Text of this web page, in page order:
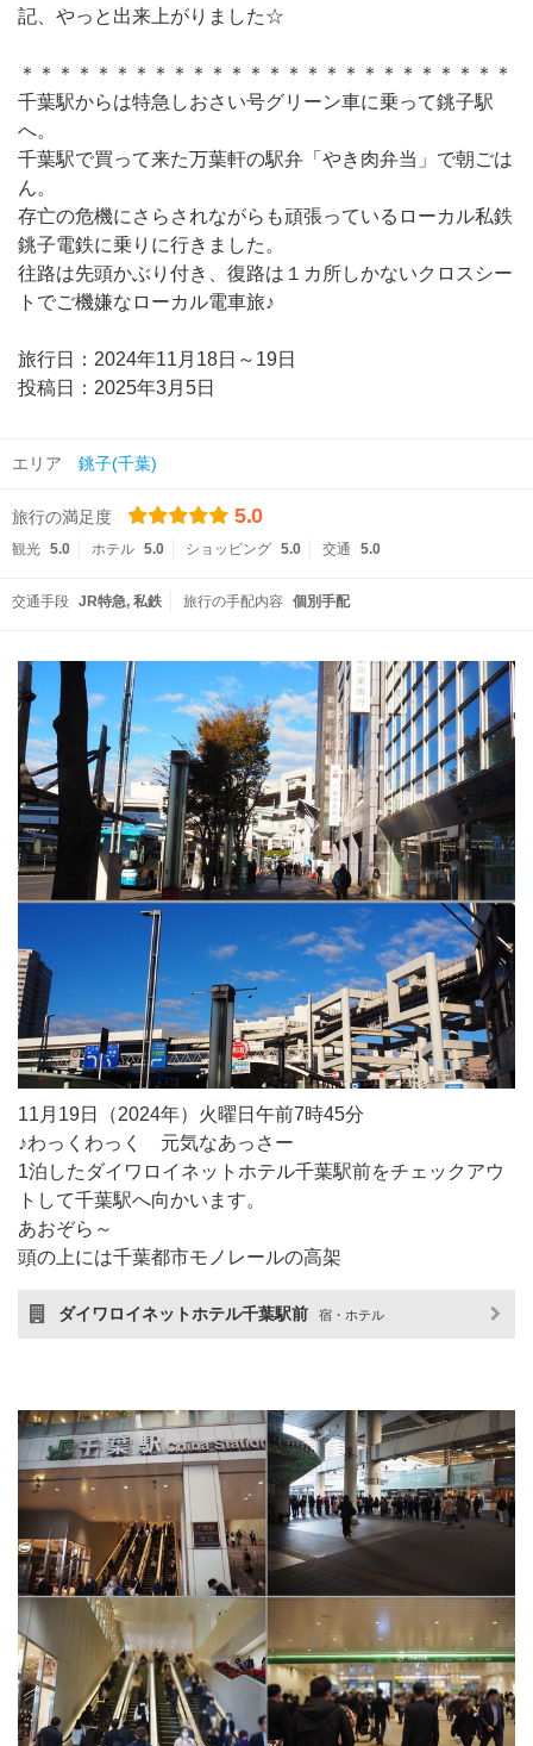
記、やっと出来上がりました☆
＊＊＊＊＊＊＊＊＊＊＊＊＊＊＊＊＊＊＊＊＊＊＊＊＊＊
千葉駅からは特急しおさい号グリーン車に乗って銚子駅
へ。
千葉駅で買って来た万葉軒の駅弁「やき肉弁当」で朝ごは
ん。
存亡の危機にさらされながらも頑張っているローカル私鉄
銚子電鉄に乗りに行きました。
往路は先頭かぶり付き、復路は１カ所しかないクロスシー
トでご機嫌なローカル電車旅♪
旅行日：2024年11月18日～19日
投稿日：2025年3月5日
エリア 銚子(千葉)
旅行の満足度 5.0
観光 5.0 ホテル 5.0 ショッピング 5.0 交通 5.0
交通手段 JR特急 私鉄 旅行の手配内容 個別手配
11月19日（2024年）火曜日午前7時45分
♪わっくわっく 元気なあっさー
1泊したダイワロイネットホテル千葉駅前をチェックアウ
トして千葉駅へ向かいます。
あおぞら～
頭の上には千葉都市モノレールの高架
ダイワロイネットホテル千葉駅前 宿・ホテル